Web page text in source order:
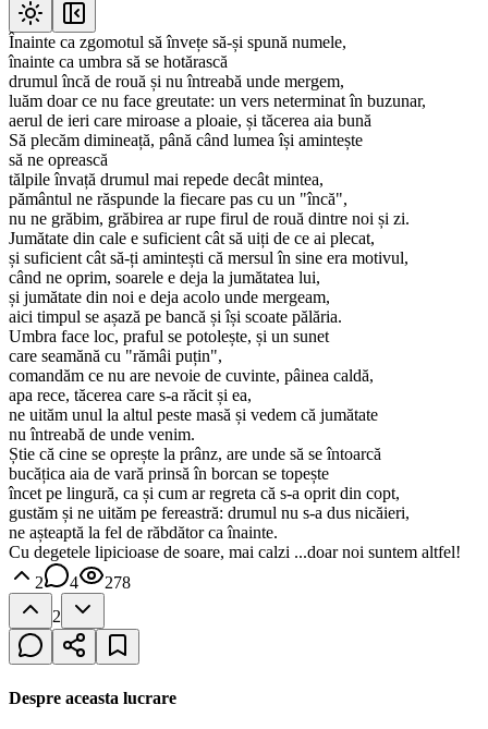
Înainte ca zgomotul să învețe să-și spună numele,
înainte ca umbra să se hotărască
drumul încă de rouă și nu întreabă unde mergem,
luăm doar ce nu face greutate: un vers neterminat în buzunar,
aerul de ieri care miroase a ploaie, și tăcerea aia bună
Să plecăm dimineață, până când lumea își amintește
să ne oprească
tălpile învață drumul mai repede decât mintea,
pământul ne răspunde la fiecare pas cu un "încă",
nu ne grăbim, grăbirea ar rupe firul de rouă dintre noi și zi.
Jumătate din cale e suficient cât să uiți de ce ai plecat,
și suficient cât să-ți amintești că mersul în sine era motivul,
când ne oprim, soarele e deja la jumătatea lui,
și jumătate din noi e deja acolo unde mergeam,
aici timpul se așază pe bancă și își scoate pălăria.
Umbra face loc, praful se potolește, și un sunet
care seamănă cu "rămâi puțin",
comandăm ce nu are nevoie de cuvinte, pâinea caldă,
apa rece, tăcerea care s-a răcit și ea,
ne uităm unul la altul peste masă și vedem că jumătate
nu întreabă de unde venim.
Știe că cine se oprește la prânz, are unde să se întoarcă
bucățica aia de vară prinsă în borcan se topește
încet pe lingură, ca și cum ar regreta că s-a oprit din copt,
gustăm și ne uităm pe fereastră: drumul nu s-a dus nicăieri,
ne așteaptă la fel de răbdător ca înainte.
Cu degetele lipicioase de soare, mai calzi ...doar noi suntem altfel!
2
4
278
2
Despre aceasta lucrare